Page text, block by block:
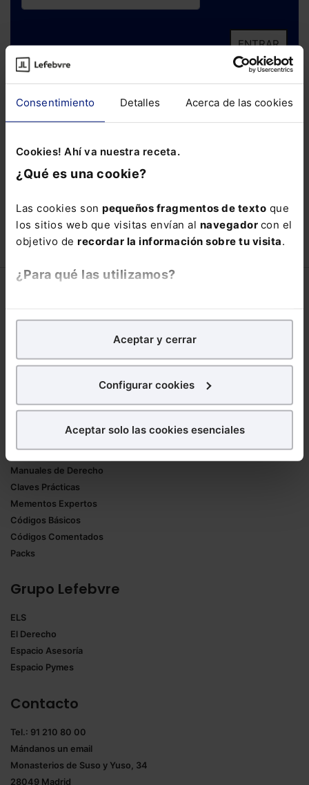
Consentimiento Detalles Acerca de las cookies
Cookies! Ahí va nuestra receta.
¿Qué es una cookie?
Las cookies son pequeños fragmentos de texto que
los sitios web que visitas envían al navegador con el
objetivo de recordar la información sobre tu visita.
¿Para qué las utilizamos?
analíticospara tratar demejorar tu experienciaen
nuestra página web. También con fines publicitarios,
para poder mostrarte publicidad y contenidos de tu
¿Qué puedes hacer?
experiencia en la web sea óptima
Puedesaceptar solo las esenciales
todas las cookies excepto aquellas imprescindibles.
También puedes
seleccionar solo aquellas que quieras permitir en tu
navegador. Si no seleccionas ninguna utilizaremos
las que sean indispensables para la navegación.
Saber más acerca de las cookies
Aceptar y cerrar
Configurar cookies
Aceptar solo las cookies esenciales
ENTRAR
¿Has olvidado tu contraseña?
Si todavía no te has suscrito, no pierdas
está oportunidad y adquiere tu acceso
con un25% de descuento
COMPRAR
Lefebvre
Trabaja con nosotros
Productos
Formularios Jurídicos
Manuales de Derecho
Claves Prácticas
Mementos Expertos
Códigos Básicos
Códigos Comentados
Packs
Grupo Lefebvre
ELS
El Derecho
Espacio Asesoría
Espacio Pymes
Contacto
Tel.: 91 210 80 00
Mándanos un email
Monasterios de Suso y Yuso, 34
28049 Madrid